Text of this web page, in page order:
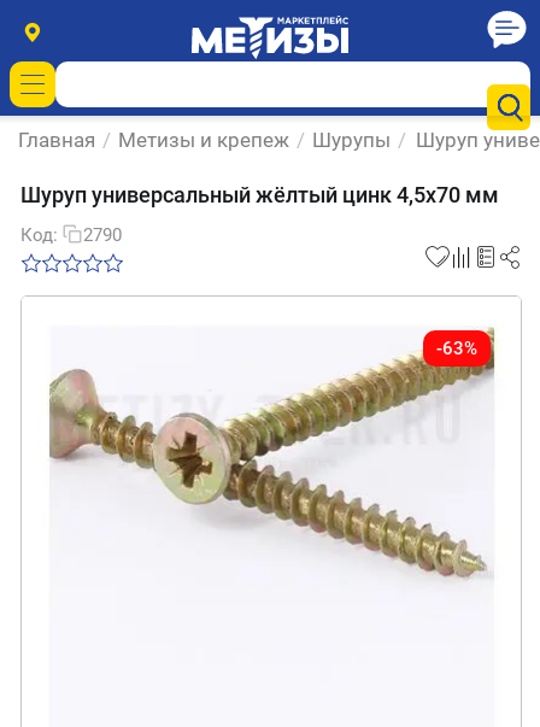
Главная / Метизы и крепеж / Шурупы / Шуруп
Шуруп универсальный жёлтый цинк 4,5х70 мм
Код: 2790
-63%